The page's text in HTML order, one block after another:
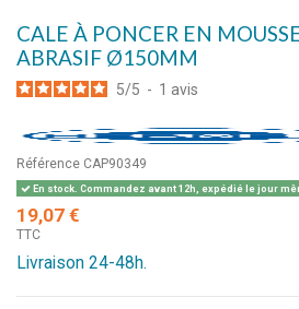
CALE À PONCER EN
ABRASIF Ø150MM
5/5 - 1 avis
Référence CAP90349
En stock. Commandez avant 12h, expédié le jour
19,07 €
TTC
Livraison 24-48h.